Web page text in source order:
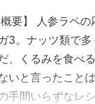
要】 人参ラペの
3。ナッツ類で
、くるみを食べ
いと言ったこと
手間いらずなレ